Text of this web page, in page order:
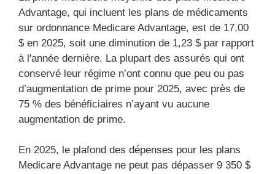
Advantage, qui incluent les plans de médicaments
sur ordonnance Medicare Advantage, est de 17,00
$ en 2025, soit une diminution de 1,23 $ par rapport
à l'année dernière. La plupart des assurés qui ont
conservé leur régime n’ont connu que peu ou pas
d’augmentation de prime pour 2025, avec près de
75 % des bénéficiaires n’ayant vu aucune
augmentation de prime.
En 2025, le plafond des dépenses pour les plans
Medicare Advantage ne peut pas dépasser 9 350 $